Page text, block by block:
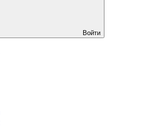
Войти